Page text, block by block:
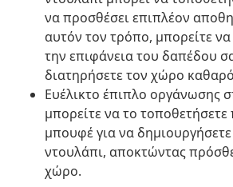
να προσθέσει επιπλέον
αυτόν τον τρόπο, μπορείτε
την επιφάνεια του δαπέδου
διατηρήσετε τον χώρο
Ευέλικτο έπιπλο οργάνωσης
μπορείτε να το
μπουφέ για να
ντουλάπι, αποκτώντας
χώρο.